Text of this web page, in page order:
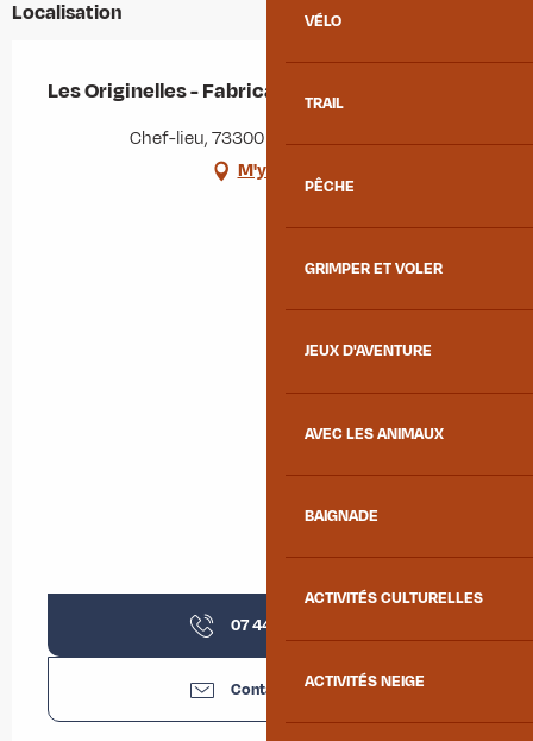
VÉLO
TRAIL
PÊCHE
GRIMPER ET VOLER
JEUX D'AVENTURE
AVEC LES ANIMAUX
BAIGNADE
ACTIVITÉS CULTURELLES
ACTIVITÉS NEIGE
Localisation
Les Originelles - Fabricant de bougies
Chef-lieu, 73300 Albiez-Montrond
M'y rendre
07 44 72 44
Contactez-nous